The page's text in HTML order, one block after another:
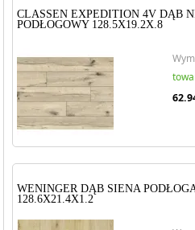
CLASSEN EXPEDITION 4V DĄB
PODŁOGOWY 128.5X19.2X.8
WENINGER DĄB SIENA
128.6X21.4X1.2